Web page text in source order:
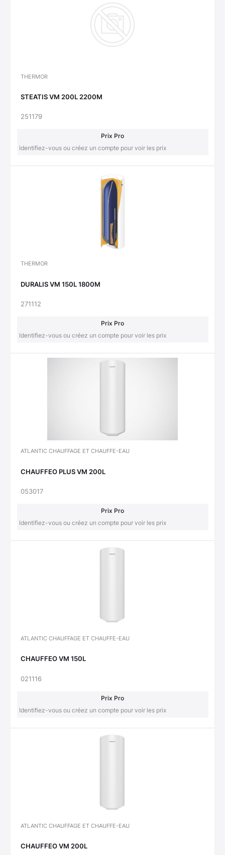
THERMOR
STEATIS VM 200L 2200M
251179
Prix Pro
Identifiez-vous ou créez un compte pour voir les prix
THERMOR
DURALIS VM 150L 1800M
271112
Prix Pro
Identifiez-vous ou créez un compte pour voir les prix
ATLANTIC CHAUFFAGE ET CHAUFFE-EAU
CHAUFFEO PLUS VM 200L
053017
Prix Pro
Identifiez-vous ou créez un compte pour voir les prix
ATLANTIC CHAUFFAGE ET CHAUFFE-EAU
CHAUFFEO VM 150L
021116
Prix Pro
Identifiez-vous ou créez un compte pour voir les prix
ATLANTIC CHAUFFAGE ET CHAUFFE-EAU
CHAUFFEO VM 200L